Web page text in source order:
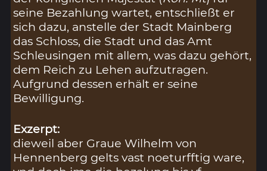
seine Bezahlung wartet, entschließt er
sich dazu, anstelle der Stadt Mainberg
das Schloss, die Stadt und das Amt
Schleusingen mit allem, was dazu gehört,
dem Reich zu Lehen aufzutragen.
Aufgrund dessen erhält er seine
Bewilligung.
Exzerpt:
dieweil aber Graue Wilhelm von
Hennenberg gelts vast noeturfftig ware,